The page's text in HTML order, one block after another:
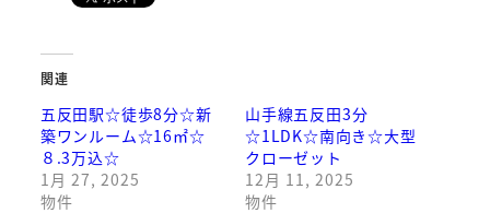
関連
五反田駅☆徒歩8分☆新
築ワンルーム☆16㎡☆
８.3万込☆
1月 27, 2025
物件
山手線五反田3分
☆1LDK☆南向き☆大型
クローゼット
12月 11, 2025
物件